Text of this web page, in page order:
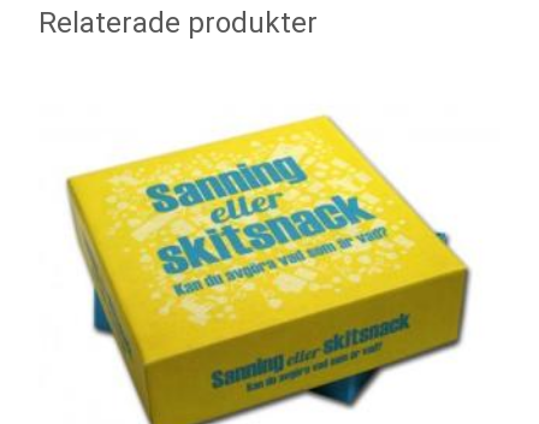
Relaterade produkter